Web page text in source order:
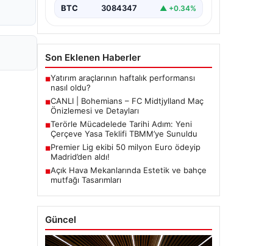
BTC 3084347 ▲ +0.34%
Son Eklenen Haberler
■Yatırım araçlarının haftalık performansı
nasıl oldu?
■CANLI | Bohemians – FC Midtjylland Maç
Önizlemesi ve Detayları
■Terörle Mücadelede Tarihi Adım: Yeni
Çerçeve Yasa Teklifi TBMM’ye Sunuldu
■Premier Lig ekibi 50 milyon Euro ödeyip
Madrid’den aldı!
■Açık Hava Mekanlarında Estetik ve bahçe
mutfağı Tasarımları
Güncel